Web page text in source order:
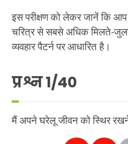
इस परीक्षण को लेकर जानें कि
चरित्र से सबसे अधिक मिलते-
व्यवहार पैटर्न पर आधारित है।
प्रश्न1/40
मैं अपने घरेलू जीवन को स्थिर